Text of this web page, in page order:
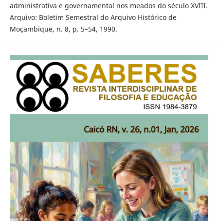
administrativa e governamental nos meados do século XVIII.
Arquivo: Boletim Semestral do Arquivo Histórico de
Moçambique, n. 8, p. 5–54, 1990.